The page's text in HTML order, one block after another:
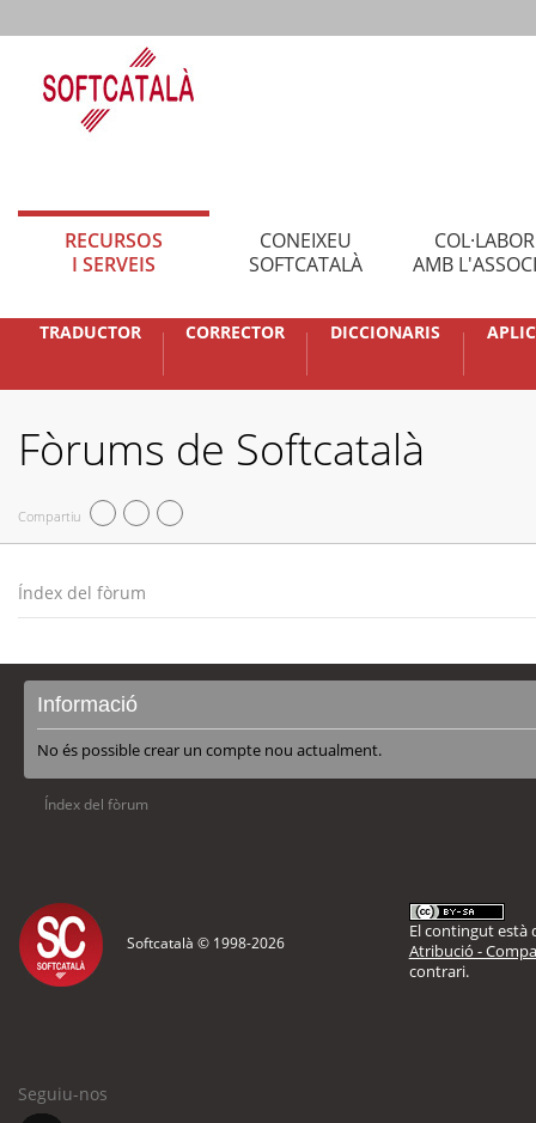
RECURSOS
I SERVEIS
CONEIXEU
SOFTCATALÀ
AMB
TRADUCTOR CORRECTOR DICCIONARIS
Fòrums de Softcatalà
Compartiu
Índex del fòrum
Informació
No és possible crear un compte nou actualment.
Índex del fòrum
Softcatalà © 1998-2026
El contingut està
Atribució -
contrari.
Seguiu-nos